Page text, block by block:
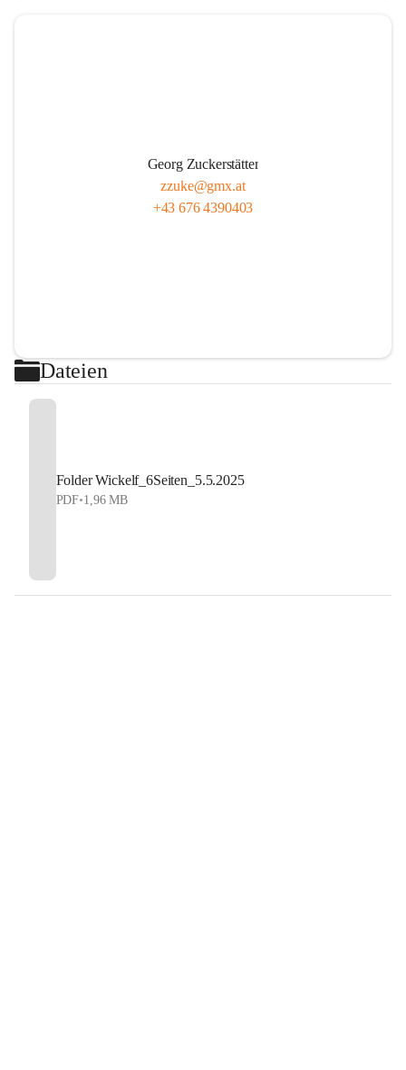
Georg Zuckerstätter
zzuke@gmx.at
+43 676 4390403
Dateien
Folder Wickelf_6Seiten_5.5.2025
PDF•1,96 MB